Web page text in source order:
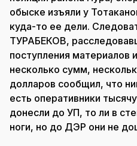
обыске изъяли у
куда-то ее дели.
ТУРАБЕКОВ,
поступления материалов
несколько сумм,
долларов сообщил, что
есть оперативники
донесли до УП, то ли в
ноги, но до ДЭР они не